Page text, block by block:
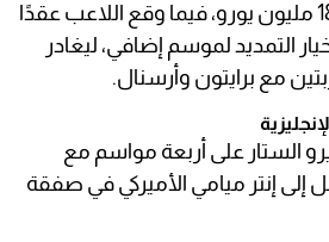
وبلغت قيمة الصفقة 18 مليون يورو، فيما وقع اللاعب عقدًا
التمديد لموسم إضافي، ليغادر
مع برايتون وأرسنال.
الستار على أربعة مواسم مع
إلى إنتر ميامي الأميركي في صفقة